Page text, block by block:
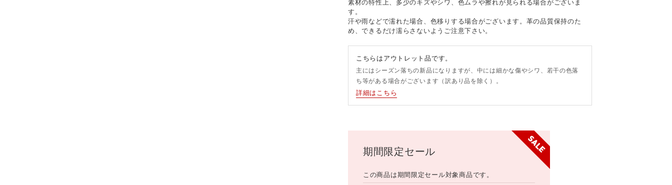
素材の特性上、多少のキズやシワ、色ムラや擦れが見られる場合がございま
す。
汗や雨などで濡れた場合、色移りする場合がございます。革の品質保持のた
め、できるだけ濡らさないようご注意下さい。
こちらはアウトレット品です。
主にはシーズン落ちの新品になりますが、中には細かな傷やシワ、若干の色落
ち等がある場合がございます（訳あり品を除く）。
詳細はこちら
期間限定セール
この商品は期間限定セール対象商品です。